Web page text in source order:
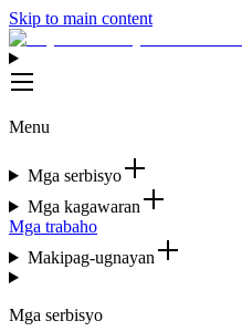
Skip to main content
Menu
Mga serbisyo
Mga kagawaran
Mga trabaho
Makipag-ugnayan
Mga serbisyo